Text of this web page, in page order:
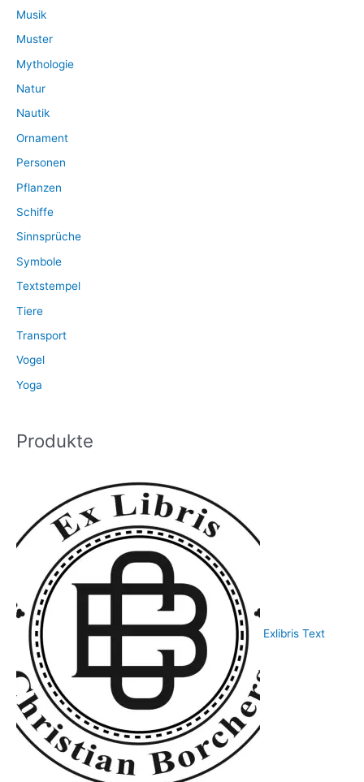
Musik
Muster
Mythologie
Natur
Nautik
Ornament
Personen
Pflanzen
Schiffe
Sinnsprüche
Symbole
Textstempel
Tiere
Transport
Vogel
Yoga
Produkte
Exlibris Text